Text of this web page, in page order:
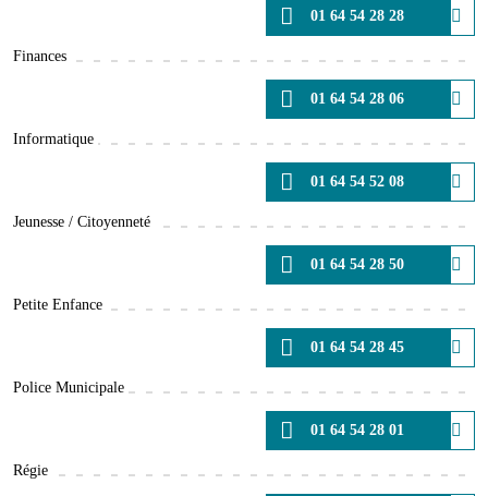
01 64 54 28 28
Finances
01 64 54 28 06
Informatique
01 64 54 52 08
Jeunesse / Citoyenneté
01 64 54 28 50
Petite Enfance
01 64 54 28 45
Police Municipale
01 64 54 28 01
Régie